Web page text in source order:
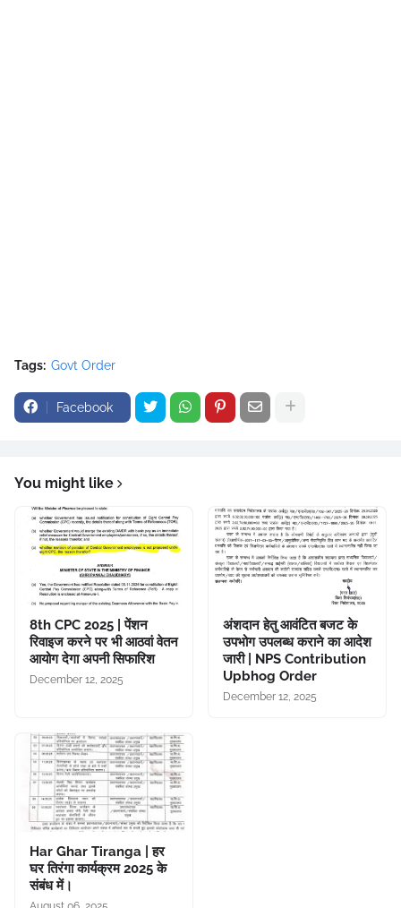
Tags: Govt Order
Facebook
You might like
8th CPC 2025 | पेंशन
रिवाइज करने पर भी आठवां वेतन
आयोग देगा अपनी सिफारिश
December 12, 2025
अंशदान हेतु आवंटित बजट के
उपभोग उपलब्ध कराने का आदेश
जारी | NPS Contribution
Upbhog Order
December 12, 2025
Har Ghar Tiranga | हर
घर तिरंगा कार्यक्रम 2025 के
संबंध में।